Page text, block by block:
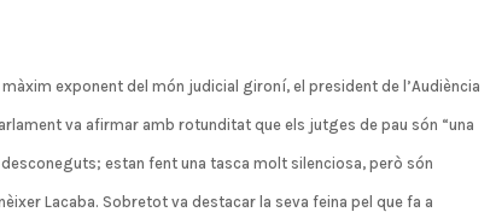
exponent del món judicial gironí, el president de l’Audiència
va afirmar amb rotunditat que els jutges de pau són “una
estan fent una tasca molt silenciosa, però són
Lacaba. Sobretot va destacar la seva feina pel que fa a